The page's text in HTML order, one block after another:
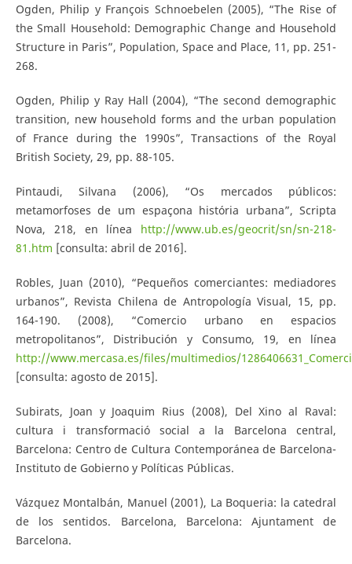
Ogden, Philip y François Schnoebelen (2005), “The Rise of
the Small Household: Demographic Change and Household
Structure in Paris”, Population, Space and Place, 11, pp. 251-
268.
Ogden, Philip y Ray Hall (2004), “The second demographic
transition, new household forms and the urban population
of France during the 1990s”, Transactions of the Royal
British Society, 29, pp. 88-105.
Pintaudi, Silvana (2006), “Os mercados públicos:
metamorfoses de um espaçona história urbana”, Scripta
Nova, 218, en línea http://www.ub.es/geocrit/sn/sn-218-
81.htm [consulta: abril de 2016].
Robles, Juan (2010), “Pequeños comerciantes: mediadores
urbanos”, Revista Chilena de Antropología Visual, 15, pp.
164-190. (2008), “Comercio urbano en espacios
metropolitanos”, Distribución y Consumo, 19, en línea
http://www.mercasa.es/files/multimedios/
[consulta: agosto de 2015].
Subirats, Joan y Joaquim Rius (2008), Del Xino al Raval:
cultura i transformació social a la Barcelona central,
Barcelona: Centro de Cultura Contemporánea de Barcelona-
Instituto de Gobierno y Políticas Públicas.
Vázquez Montalbán, Manuel (2001), La Boqueria: la catedral
de los sentidos. Barcelona, Barcelona: Ajuntament de
Barcelona.